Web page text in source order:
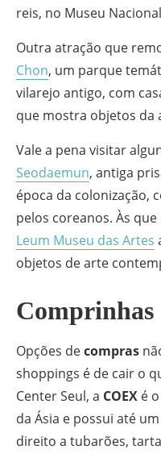
reis, no Museu
Outra atração que
Chon, um parque
vilarejo antigo, com
que mostra objetos da
Vale a pena visitar
Seodaemun, antiga
época da colonização,
pelos coreanos. Às
Leum Museu das Artes
objetos de arte
Comprinhas
Opções decompras
shoppings é de cair o
Center Seul, a COEX é
da Ásia e possui até
direito a tubarões,